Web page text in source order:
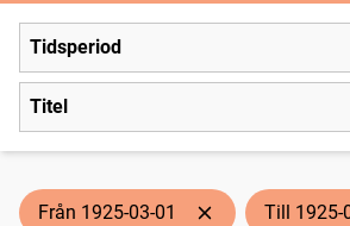
Tidsperiod
Titel
Från 1925-03-01 Till 1925-